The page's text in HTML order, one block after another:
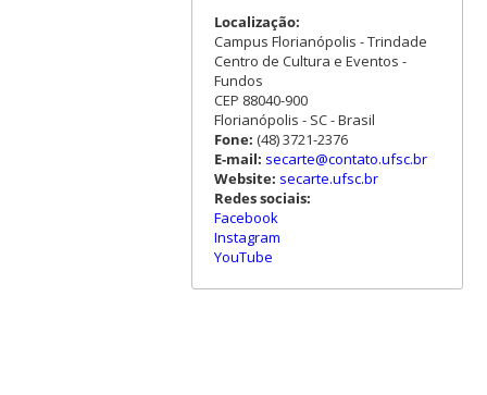
Localização:
Campus Florianópolis - Trindade
Centro de Cultura e Eventos -
Fundos
CEP 88040-900
Florianópolis - SC - Brasil
Fone: (48) 3721-2376
E-mail: secarte@contato.ufsc.br
Website: secarte.ufsc.br
Redes sociais:
Facebook
Instagram
YouTube